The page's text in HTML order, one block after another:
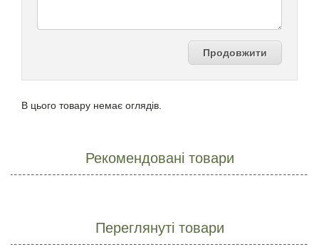
Продовжити
В цього товару немає оглядів.
Рекомендовані товари
Переглянуті товари